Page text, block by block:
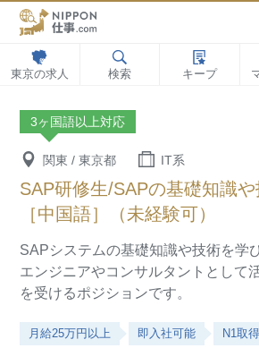
東京の求人 検索 キープ
3ヶ国語以上対応
関東 / 東京都 IT系
SAP研修生/SAPの基礎知識
［中国語］（未経験可）
SAPシステムの基礎知識や技術を学
エンジニアやコンサルタントとして
を受けるポジションです。
月給25万円以上 即入社可能 N1取